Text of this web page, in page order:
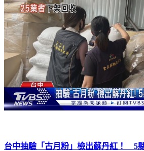
台中抽驗「古月粉」檢出蘇丹紅！ 5